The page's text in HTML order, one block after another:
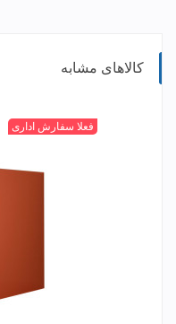
کالاهای مشابه
مشکی
بنفشقهوه
ای
مسی
+
فعلا سفارش اداری